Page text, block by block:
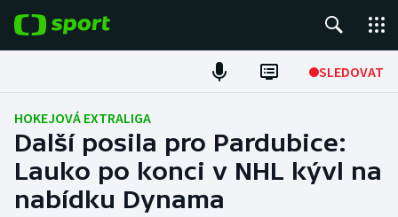
SLEDOVAT
Fotbal
Hokej
Tenis
HOKEJOVÁ EXTRALIGA
Další posila pro Pardubice:
Lauko po konci v NHL kývl na
nabídku Dynama